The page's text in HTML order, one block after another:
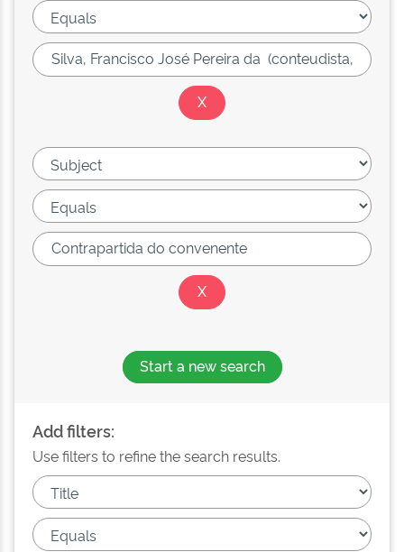
Start a new search
Add filters:
Use filters to refine the search results.